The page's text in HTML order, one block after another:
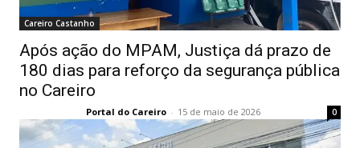
Careiro Castanho
Após ação do MPAM, Justiça dá prazo de
180 dias para reforço da segurança pública
no Careiro
Portal do Careiro - 15 de maio de 2026 0